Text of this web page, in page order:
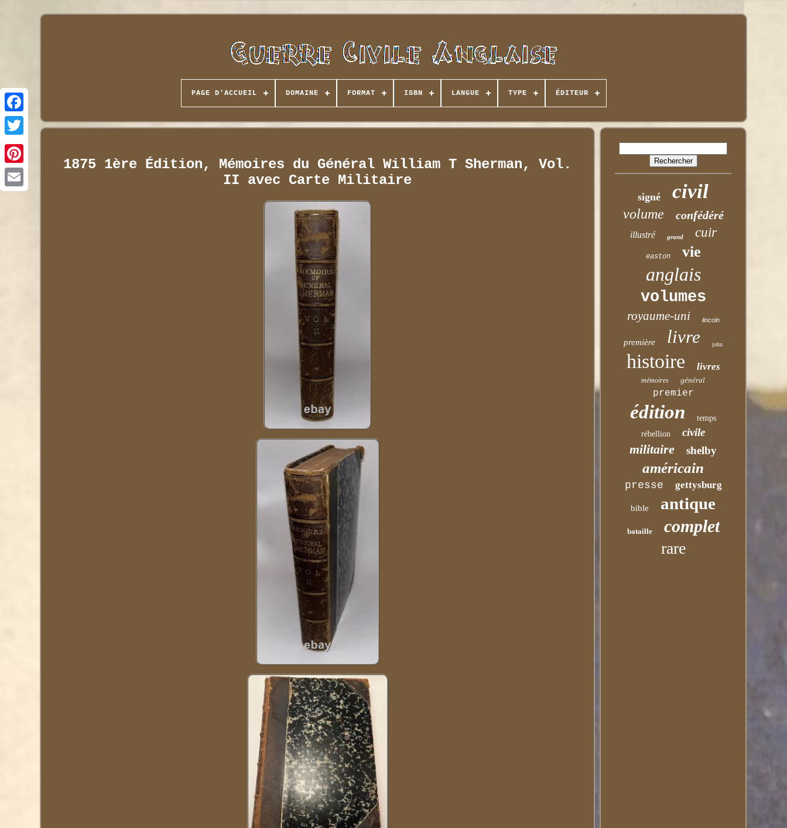
PAGE D'ACCUEIL DOMAINE FORMAT ISBN LANGUE TYPE ÉDITEUR
1875 1ère Édition, Mémoires du Général William T Sherman, Vol.
II avec Carte Militaire
signé civil
volume confédéré
illustré grand cuir
easton vie
anglais
volumes
royaume-uni lincoln
première livre john
histoire livres
mémoires général
premier
édition
temps
rébellion
civile
militaire shelby
américain
presse gettysburg
bible antique
bataille complet
rare